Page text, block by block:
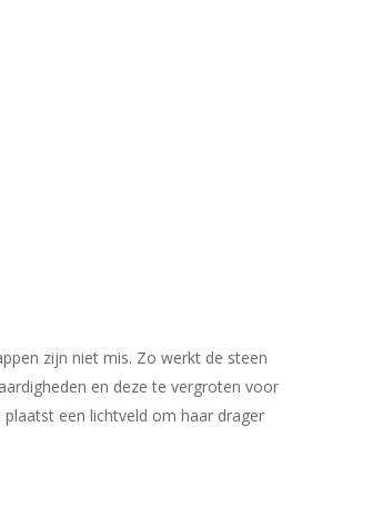
zijn niet mis. Zo werkt de steen
en deze te vergroten voor
een lichtveld om haar drager